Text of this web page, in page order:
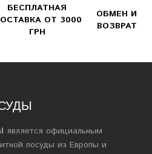
БЕСПЛАТНАЯ
ОТ 3000
ГРН
ОБМЕН И
ВОЗВРАТ
является официальным
посуды из Европы и